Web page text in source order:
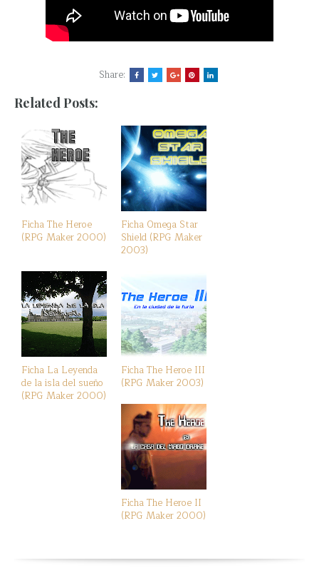
Share:
Related Posts:
Ficha The Heroe
(RPG Maker 2000)
Ficha Omega Star
Shield (RPG Maker
2003)
Ficha La Leyenda
de la isla del sueño
(RPG Maker 2000)
Ficha The Heroe III
(RPG Maker 2003)
Ficha The Heroe II
(RPG Maker 2000)